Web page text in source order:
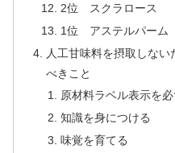
2位 スクラロース
1位 アステルパーム
人工甘味料を摂取しな
べきこと
原材料ラベル表示を
知識を身につける
味覚を育てる